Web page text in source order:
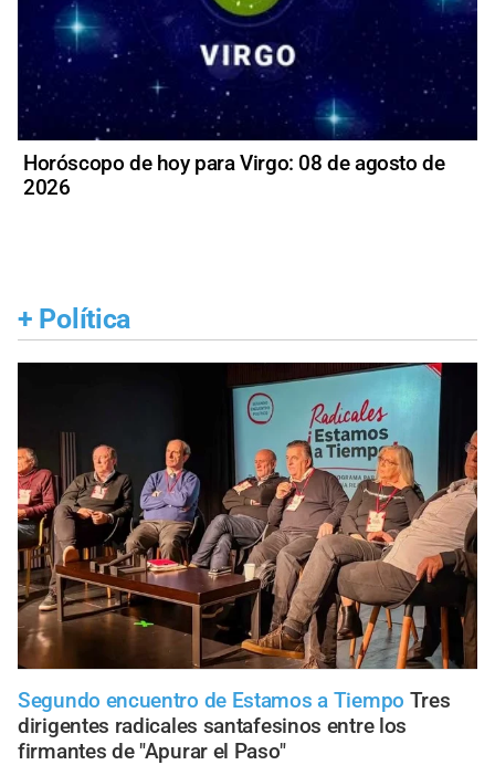
Horóscopo de hoy para Virgo: 08 de agosto de
2026
+ Política
Segundo encuentro de Estamos a Tiempo Tres
dirigentes radicales santafesinos entre los
firmantes de "Apurar el Paso"